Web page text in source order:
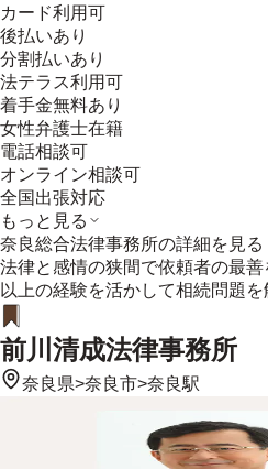
カード利用可
後払いあり
分割払いあり
法テラス利用可
着手金無料あり
女性弁護士在籍
電話相談可
オンライン相談可
全国出張対応
もっと見る
奈良総合法律事務所の詳細を見る
法律と感情の狭間で依頼者の最
以上の経験を活かして相続問題を
前川清成法律事務所
奈良県>奈良市>奈良駅